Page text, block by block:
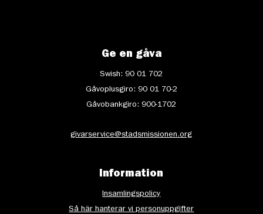
Ge en gåva
Swish: 90 01 702
Gåvoplusgiro: 90 01 70-2
Gåvobankgiro: 900-1702
givarservice@stadsmissionen.org
Information
Insamlingspolicy
Så här hanterar vi personuppgifter